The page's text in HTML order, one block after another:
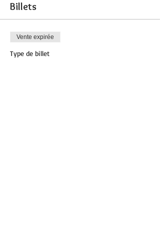
Billets
Vente expirée
Type de billet